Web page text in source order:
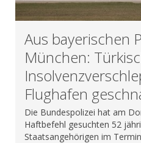
Aus bayerischen
München:
Flughafen
Die Bundespolizei hat am
Haftbefehl gesuchten 52
Staatsangehörigen im